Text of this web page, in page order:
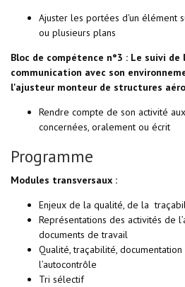
Ajuster les portées d'un élément
ou plusieurs plans
Bloc de compétence n°3 : Le suivi
communication avec son
l'ajusteur monteur de structures
Rendre compte de son activité
concernées, oralement ou écrit
Programme
Modules transversaux :
Enjeux de la qualité, de la
Représentations des activités de
documents de travail
Qualité, traçabilité,
l’autocontrôle
Tri sélectif